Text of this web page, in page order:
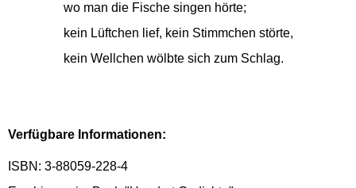
wo man die Fische singen hörte;
kein Lüftchen lief, kein Stimmchen störte,
kein Wellchen wölbte sich zum Schlag.
Verfügbare Informationen:
ISBN: 3-88059-228-4